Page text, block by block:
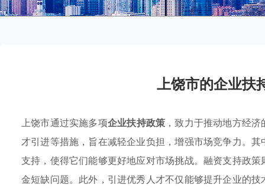
上饶市的企业扶
上饶市通过实施多项企业扶持政策 ，致力于推动地方经
才引进等措施，旨在减轻企业负担，增强市场竞争力。
支持，使得它们能够更好地应对市场挑战。融资支持政
金短缺问题。此外，引进优秀人才不仅能够提升企业的